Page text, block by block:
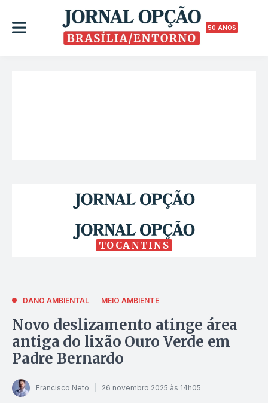
50 ANOS
TOCANTINS
DANO AMBIENTAL MEIO AMBIENTE
Novo deslizamento atinge área
antiga do lixão Ouro Verde em
Padre Bernardo
Francisco Neto 26 novembro 2025 às 14h05